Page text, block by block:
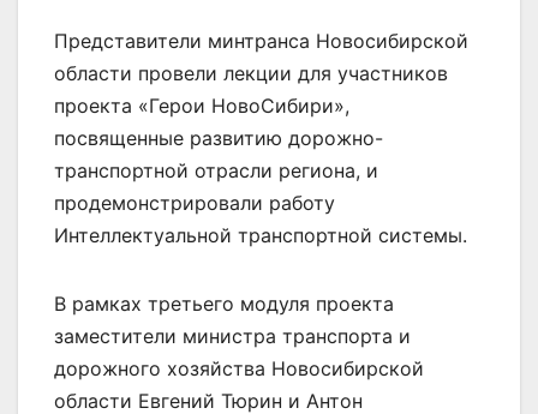
Представители минтранса Новосибирской
области провели лекции для участников
проекта «Герои НовоСибири»,
посвященные развитию дорожно-
транспортной отрасли региона, и
продемонстрировали работу
Интеллектуальной транспортной системы.
В рамках третьего модуля проекта
заместители министра транспорта и
дорожного хозяйства Новосибирской
области Евгений Тюрин и Антон